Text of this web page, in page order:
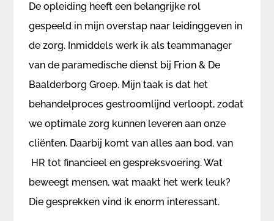
De opleiding heeft een belangrijke rol
gespeeld in mijn overstap naar leidinggeven in
de zorg. Inmiddels werk ik als teammanager
van de paramedische dienst bij Frion & De
Baalderborg Groep. Mijn taak is dat het
behandelproces gestroomlijnd verloopt, zodat
we optimale zorg kunnen leveren aan onze
cliënten. Daarbij komt van alles aan bod, van
HR tot financieel en gespreksvoering. Wat
beweegt mensen, wat maakt het werk leuk?
Die gesprekken vind ik enorm interessant.